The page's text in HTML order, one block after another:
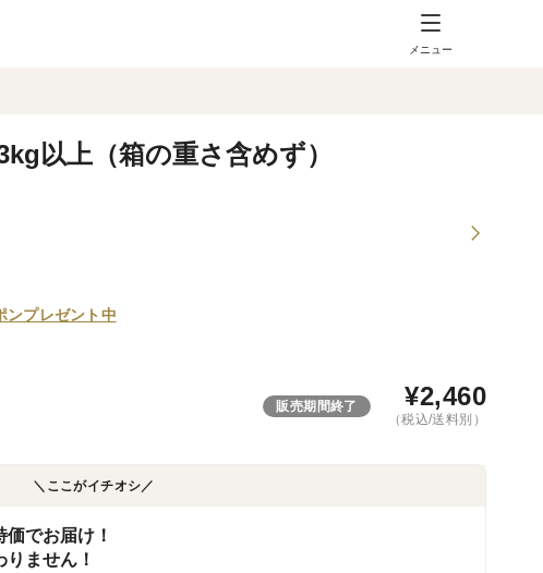
メニュー
以上（箱の重さ含めず）
ンプレゼント中
販売期間終了 ¥2,460
（税込/送料別）
＼ここがイチオシ／
でお届け！
ません！